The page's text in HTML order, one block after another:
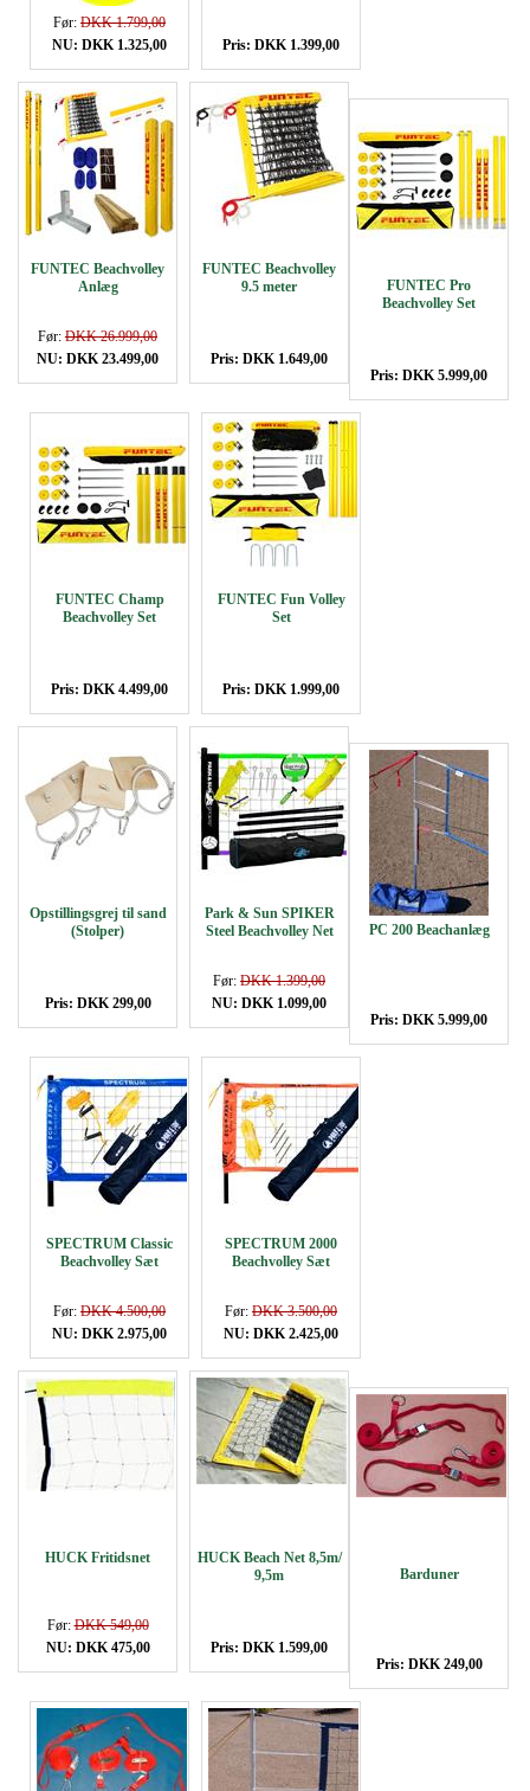
Før: DKK 1.799,00
NU: DKK 1.325,00
Pris: DKK 1.399,00
FUNTEC Beachvolley
Anlæg
Før: DKK 26.999,00
NU: DKK 23.499,00
FUNTEC Beachvolley
9.5 meter
Pris: DKK 1.649,00
FUNTEC Pro
Beachvolley Set
Pris: DKK 5.999,00
FUNTEC Champ
Beachvolley Set
Pris: DKK 4.499,00
FUNTEC Fun Volley
Set
Pris: DKK 1.999,00
Opstillingsgrej til sand
(Stolper)
Pris: DKK 299,00
Park & Sun SPIKER
Steel Beachvolley Net
Før: DKK 1.399,00
NU: DKK 1.099,00
PC 200 Beachanlæg
Pris: DKK 5.999,00
SPECTRUM Classic
Beachvolley Sæt
Før: DKK 4.500,00
NU: DKK 2.975,00
SPECTRUM 2000
Beachvolley Sæt
Før: DKK 3.500,00
NU: DKK 2.425,00
HUCK Fritidsnet
Før:DKK 549,00
NU: DKK 475,00
HUCK Beach Net 8,5m/
9,5m
Pris: DKK 1.599,00
Barduner
Pris: DKK 249,00